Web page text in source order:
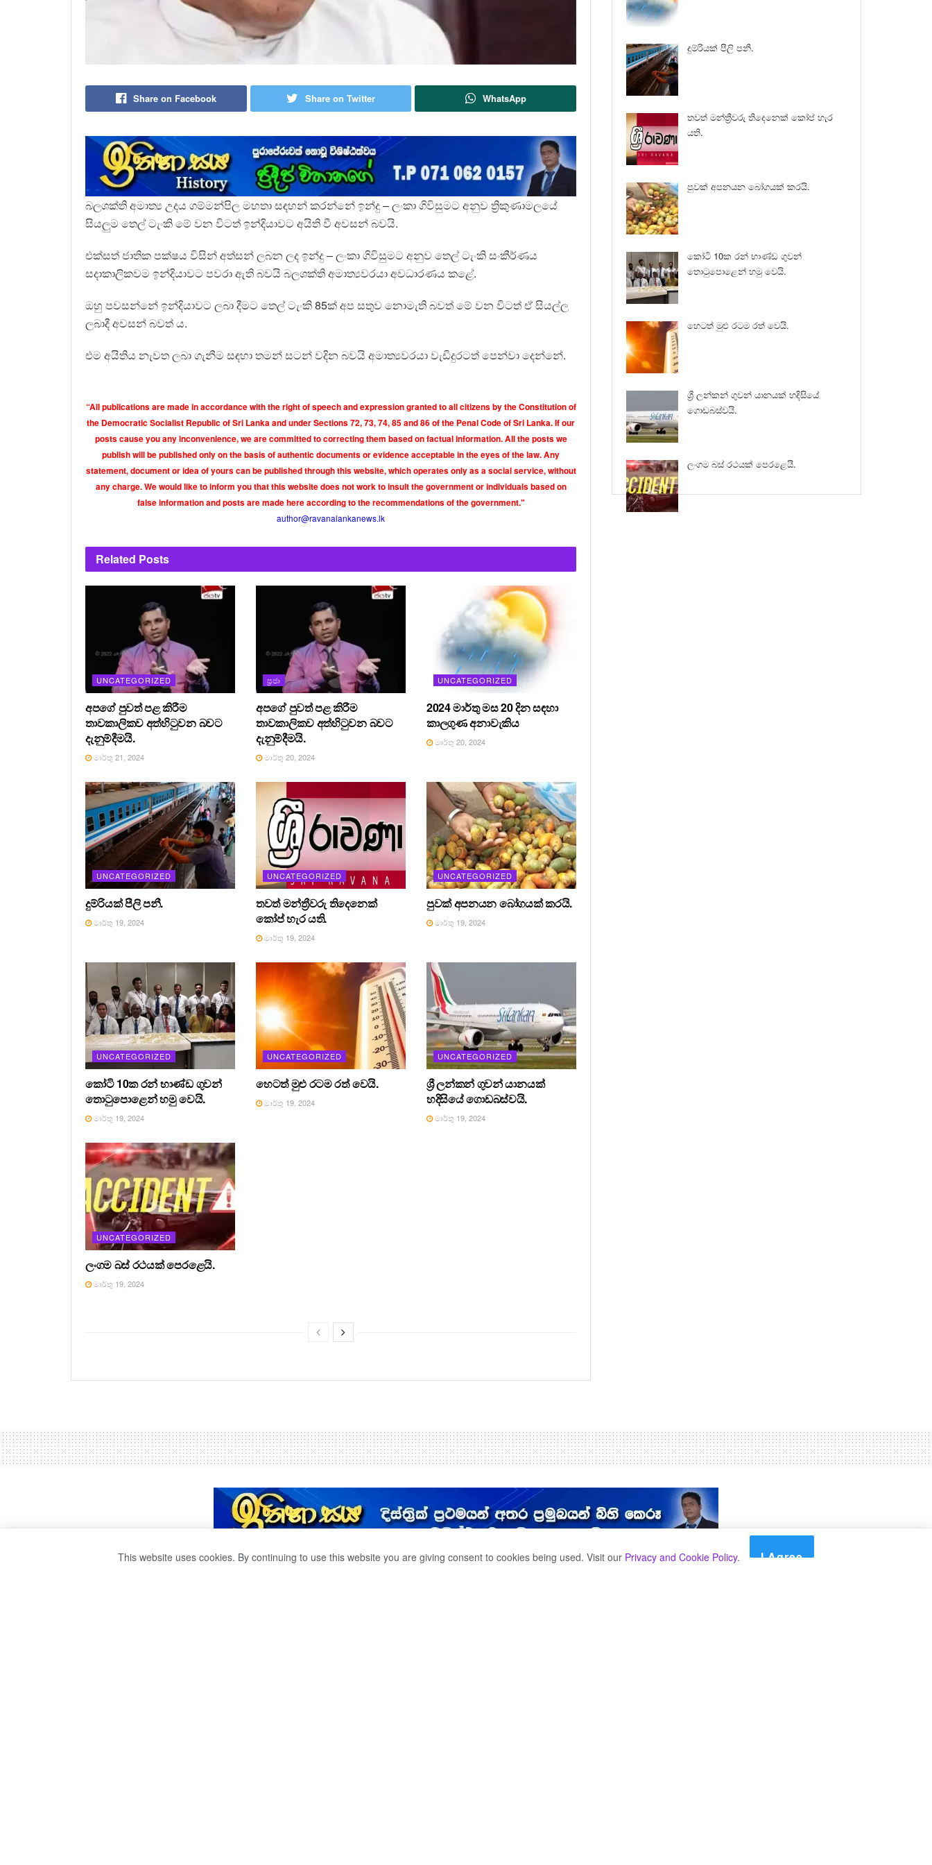
Share on Facebook Share on Twitter WhatsApp
බලශක්ති අමාත්‍ය උදය ගම්මන්පිල මහතා සඳහන් කරන්නේ ඉන්දු – ලංකා ගිවිසුමට අනුව ත්‍රිකුණාමලයේ
සියලුම තෙල් ටැංකි මේ වන විටත් ඉන්දියාවට අයිති වී අවසන් බවයි.
එක්සත් ජාතික පක්ෂය විසින් අත්සන් ලබන ලද ඉන්දු – ලංකා ගිවිසුමට අනුව තෙල් ටැංකි සංකීර්ණය
සදාකාලිකවම ඉන්දියාවට පවරා ඇති බවයි බලශක්ති අමාත්‍යවරයා අවධාරණය කළේ.
ඔහු පවසන්නේ ඉන්දියාවට ලබා දීමට තෙල් ටැංකි 85ක් අප සතුව නොමැති බවත් මේ වන විටත් ඒ සියල්ල
ලබාදී අවසන් බවත් ය.
එම අයිතිය නැවත ලබා ගැනීම සඳහා තමන් සටන් වදින බවයි අමාත්‍යවරයා වැඩිදුරටත් පෙන්වා දෙන්නේ.
“All publications are made in accordance with the right of speech and expression granted to all citizens by the Constitution of
the Democratic Socialist Republic of Sri Lanka and under Sections 72, 73, 74, 85 and 86 of the Penal Code of Sri Lanka. If our
posts cause you any inconvenience, we are committed to correcting them based on factual information. All the posts we
publish will be published only on the basis of authentic documents or evidence acceptable in the eyes of the law. Any
statement, document or idea of yours can be published through this website, which operates only as a social service, without
any charge. We would like to inform you that this website does not work to insult the government or individuals based on
false information and posts are made here according to the recommendations of the government."
author@ravanalankanews.lk
Related Posts
UNCATEGORIZED
අපගේ පුවත් පළ කිරීම
තාවකාලිකව අත්හිටුවන බවට
දැනුම්දීමයි.
මාර්තු 21, 2024
ප්‍රජා
අපගේ පුවත් පළ කිරීම
තාවකාලිකව අත්හිටුවන බවට
දැනුම්දීමයි.
මාර්තු 20, 2024
UNCATEGORIZED
2024 මාර්තු මස 20 දින සඳහා
කාලගුණ අනාවැකිය
මාර්තු 20, 2024
UNCATEGORIZED
දුම්රියක් පීලි පනී.
මාර්තු 19, 2024
UNCATEGORIZED
තවත් මන්ත්‍රීවරු තිදෙනෙක්
කෝප් හැර යති.
මාර්තු 19, 2024
UNCATEGORIZED
පුවක් අපනයන බෝගයක් කරයි.
මාර්තු 19, 2024
UNCATEGORIZED
කෝටි 10ක රන් භාණ්ඩ ගුවන්
තොටුපොළෙන් හමු වෙයි.
මාර්තු 19, 2024
UNCATEGORIZED
හෙටත් මුළු රටම රත් වෙයි.
මාර්තු 19, 2024
UNCATEGORIZED
ශ්‍රී ලන්කන් ගුවන් යානයක්
හදිසියේ ගොඩබස්වයි.
මාර්තු 19, 2024
UNCATEGORIZED
ලංගම බස් රථයක් පෙරළෙයි.
මාර්තු 19, 2024
දුම්රියක් පීලි පනී.
තවත් මන්ත්‍රීවරු තිදෙනෙක් කෝප් හැර
යති.
පුවක් අපනයන බෝගයක් කරයි.
කෝටි 10ක රන් භාණ්ඩ ගුවන්
තොටුපොළෙන් හමු වෙයි.
හෙටත් මුළු රටම රත් වෙයි.
ශ්‍රී ලන්කන් ගුවන් යානයක් හදිසියේ
ගොඩබස්වයි.
ලංගම බස් රථයක් පෙරළෙයි.
This website uses cookies. By continuing to use this website you are giving consent to cookies being used. Visit our Privacy and Cookie Policy. I Agree